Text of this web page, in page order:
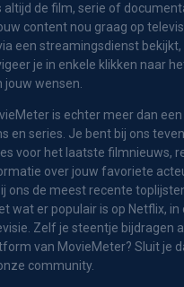
altijd de film, serie of
content nou graag op
een streamingsdienst
je in enkele klikken naar
jouw wensen.
is echter meer dan
en series. Je bent bij ons
voor het laatste filmnieuws,
over jouw favoriete
ons de meest recente
wat er populair is op Netflix, in
Zelf je steentje bijdragen
van MovieMeter? Sluit je
community.